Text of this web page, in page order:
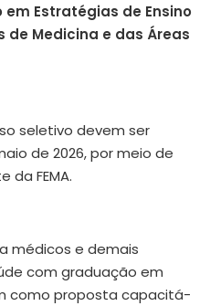
em Estratégias de Ensino
de Medicina e das Áreas
seletivo devem ser
de 2026, por meio de
da FEMA.
médicos e demais
com graduação em
como proposta capacitá-